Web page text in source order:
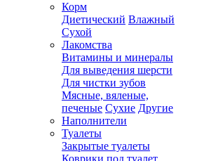
Корм
Диетический Влажный
Сухой
Лакомства
Витамины и минералы
Для выведения шерсти
Для чистки зубов
Мясные, вяленые,
печеные Сухие Другие
Наполнители
Туалеты
Закрытые туалеты
Коврики под туалет